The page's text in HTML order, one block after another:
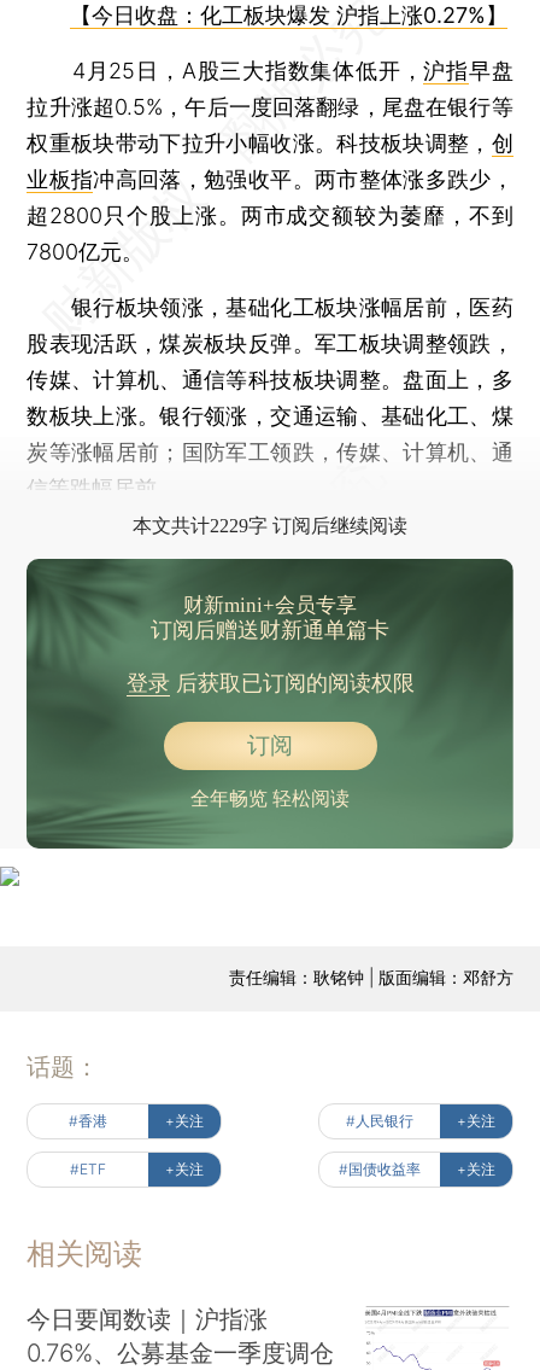
【今日收盘：化工板块爆发 沪指上涨0.27%】
4月25日，A股三大指数集体低开，沪指早盘
拉升涨超0.5%，午后一度回落翻绿，尾盘在银行等
权重板块带动下拉升小幅收涨。科技板块调整， 创
业板指冲高回落，勉强收平。两市整体涨多跌少，
超2800只个股上涨。两市成交额较为萎靡，不到
7800亿元。
银行板块领涨，基础化工板块涨幅居前，医药
股表现活跃，煤炭板块反弹。军工板块调整领跌，
传媒、计算机、通信等科技板块调整。盘面上，多
数板块上涨。银行领涨，交通运输、基础化工、煤
炭等涨幅居前；国防军工领跌，传媒、计算机、通
信等跌幅居前。
本文共计2229字 订阅后继续阅读
财新mini+会员专享
订阅后赠送财新通单篇卡
登录后获取已订阅的阅读权限
订阅
全年畅览 轻松阅读
责任编辑：耿铭钟 | 版面编辑：邓舒方
话题：
#香港 +关注 #人民银行 +关注
#ETF +关注 #国债收益率 +关注
相关阅读
今日要闻数读｜沪指涨
0.76%、公募基金一季度调仓